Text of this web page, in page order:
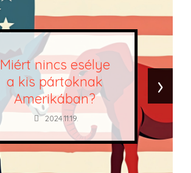
Miért nincs esélye
a kis pártoknak
Amerikában?
2024.11.19.
›